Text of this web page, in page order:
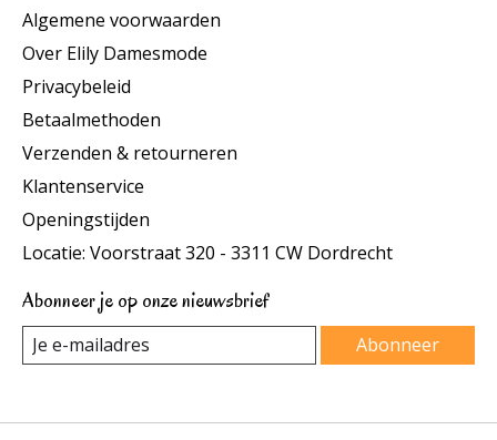
Algemene voorwaarden
Over Elily Damesmode
Privacybeleid
Betaalmethoden
Verzenden & retourneren
Klantenservice
Openingstijden
Locatie: Voorstraat 320 - 3311 CW Dordrecht
Abonneer je op onze nieuwsbrief
Abonneer